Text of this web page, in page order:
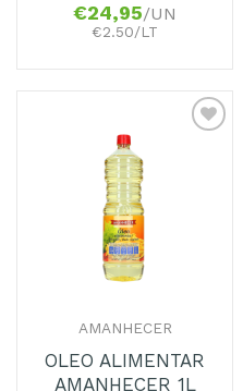
€24,95/UN
€2.50/LT
AMANHECER
OLEO ALIMENTAR
AMANHECER 1L